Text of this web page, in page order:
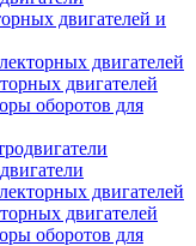
двигателей и
двигателей
двигателей
оборотов для
двигателей
двигателей
оборотов для